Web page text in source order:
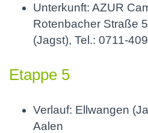
Unterkunft: AZUR
Rotenbacher Straße
(Jagst), Tel.: 0711-
Etappe 5
Verlauf: Ellwangen
Aalen